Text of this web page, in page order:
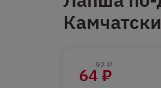
64 ₽
92 ₽